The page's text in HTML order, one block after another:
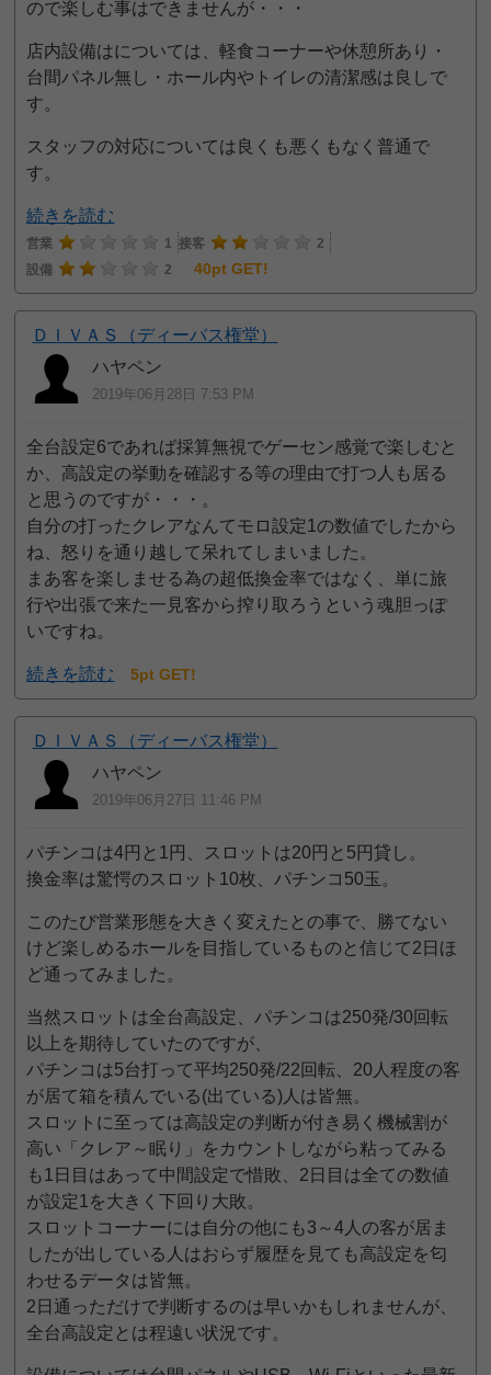
ので楽しむ事はできませんが・・・
店内設備はについては、軽食コーナーや休憩所あり・
台間パネル無し・ホール内やトイレの清潔感は良しで
す。
スタッフの対応については良くも悪くもなく普通で
す。
続きを読む
営業 1 接客
2
設備
2 40pt GET!
ＤＩＶＡＳ（ディーバス権堂）
ハヤペン
2019年06月28日 7:53 PM
全台設定6であれば採算無視でゲーセン感覚で楽しむと
か、高設定の挙動を確認する等の理由で打つ人も居る
と思うのですが・・・。
自分の打ったクレアなんてモロ設定1の数値でしたから
ね、怒りを通り越して呆れてしまいました。
まあ客を楽しませる為の超低換金率ではなく、単に旅
行や出張で来た一見客から搾り取ろうという魂胆っぽ
いですね。
続きを読む 5pt GET!
ＤＩＶＡＳ（ディーバス権堂）
ハヤペン
2019年06月27日 11:46 PM
パチンコは4円と1円、スロットは20円と5円貸し。
換金率は驚愕のスロット10枚、パチンコ50玉。
このたび営業形態を大きく変えたとの事で、勝てない
けど楽しめるホールを目指しているものと信じて2日ほ
ど通ってみました。
当然スロットは全台高設定、パチンコは250発/30回転
以上を期待していたのですが、
パチンコは5台打って平均250発/22回転、20人程度の客
が居て箱を積んでいる(出ている)人は皆無。
スロットに至っては高設定の判断が付き易く機械割が
高い「クレア～眠り」をカウントしながら粘ってみる
も1日目はあって中間設定で惜敗、2日目は全ての数値
が設定1を大きく下回り大敗。
スロットコーナーには自分の他にも3～4人の客が居ま
したが出している人はおらず履歴を見ても高設定を匂
わせるデータは皆無。
2日通っただけで判断するのは早いかもしれませんが、
全台高設定とは程遠い状況です。